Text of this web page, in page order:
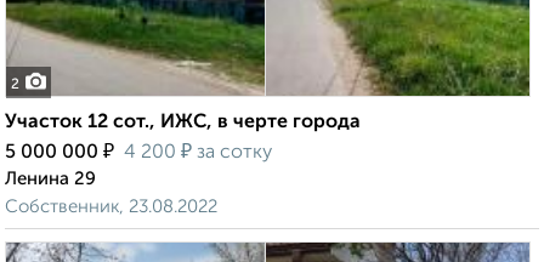
2
Участок 12 сот., ИЖС, в черте города
5 000 000 ₽ 4 200 ₽ за сотку
Ленина 29
Собственник, 23.08.2022